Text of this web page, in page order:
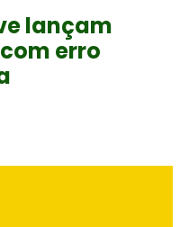
lançam
erro